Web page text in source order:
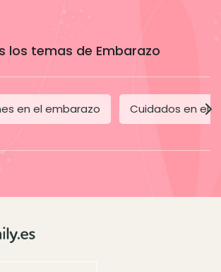
los temas de Embarazo
en el embarazo Cuidados en el